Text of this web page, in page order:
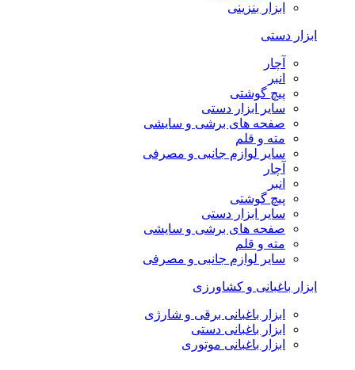
ابزار بنزینی
ابزار دستی
آچار
انبر
پیچ گوشتی
سایر ابزار دستی
صفحه های برشی و سایشی
مته و قلم
سایر لوازم جانبی و مصرفی
آچار
انبر
پیچ گوشتی
سایر ابزار دستی
صفحه های برشی و سایشی
مته و قلم
سایر لوازم جانبی و مصرفی
ابزار باغبانی و کشاورزی
ابزار باغبانی برقی و شارژی
ابزار باغبانی دستی
ابزار باغبانی موتوری